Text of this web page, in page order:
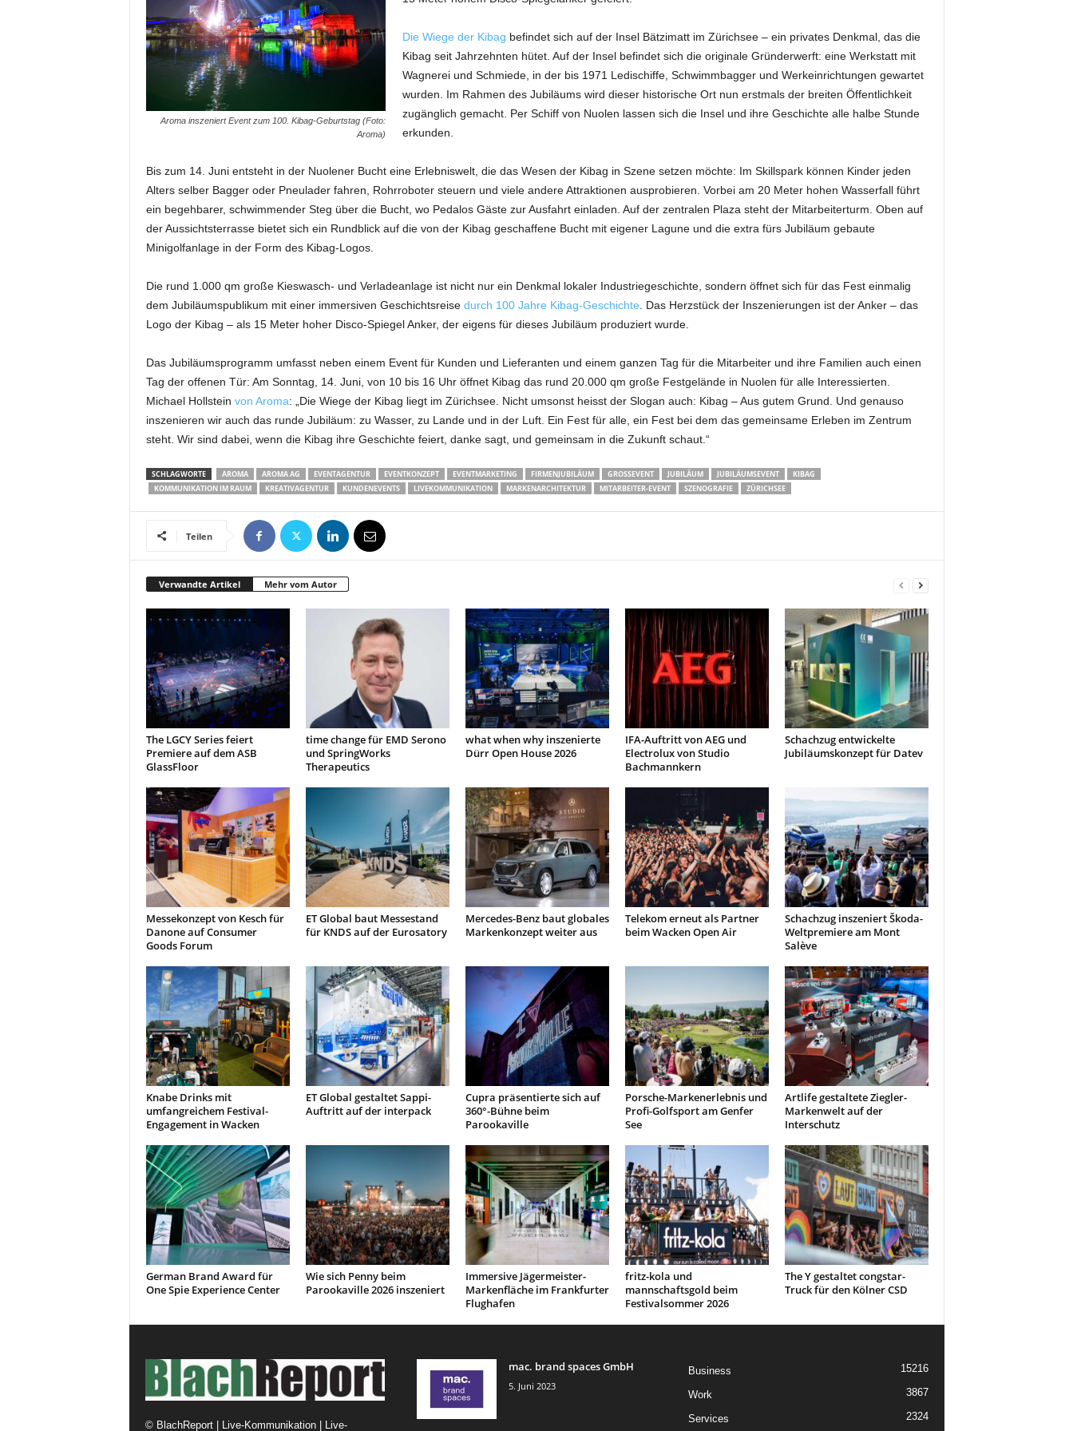
Aroma inszeniert Event zum 100. Kibag-Geburtstag (Foto:
Aroma)
Die Wiege der Kibag befindet sich auf der Insel Bätzimatt im Zürichsee – ein privates Denkmal, das die
Kibag seit Jahrzehnten hütet. Auf der Insel befindet sich die originale Gründerwerft: eine Werkstatt mit
Wagnerei und Schmiede, in der bis 1971 Ledischiffe, Schwimmbagger und Werkeinrichtungen gewartet
wurden. Im Rahmen des Jubiläums wird dieser historische Ort nun erstmals der breiten Öffentlichkeit
zugänglich gemacht. Per Schiff von Nuolen lassen sich die Insel und ihre Geschichte alle halbe Stunde
erkunden.
Bis zum 14. Juni entsteht in der Nuolener Bucht eine Erlebniswelt, die das Wesen der Kibag in Szene setzen möchte: Im Skillspark können Kinder jeden
Alters selber Bagger oder Pneulader fahren, Rohrroboter steuern und viele andere Attraktionen ausprobieren. Vorbei am 20 Meter hohen Wasserfall führt
ein begehbarer, schwimmender Steg über die Bucht, wo Pedalos Gäste zur Ausfahrt einladen. Auf der zentralen Plaza steht der Mitarbeiterturm. Oben auf
der Aussichtsterrasse bietet sich ein Rundblick auf die von der Kibag geschaffene Bucht mit eigener Lagune und die extra fürs Jubiläum gebaute
Minigolfanlage in der Form des Kibag-Logos.
Die rund 1.000 qm große Kieswasch- und Verladeanlage ist nicht nur ein Denkmal lokaler Industriegeschichte, sondern öffnet sich für das Fest einmalig
dem Jubiläumspublikum mit einer immersiven Geschichtsreise durch 100 Jahre Kibag-Geschichte . Das Herzstück der Inszenierungen ist der Anker – das
Logo der Kibag – als 15 Meter hoher Disco-Spiegel Anker, der eigens für dieses Jubiläum produziert wurde.
Das Jubiläumsprogramm umfasst neben einem Event für Kunden und Lieferanten und einem ganzen Tag für die Mitarbeiter und ihre Familien auch einen
Tag der offenen Tür: Am Sonntag, 14. Juni, von 10 bis 16 Uhr öffnet Kibag das rund 20.000 qm große Festgelände in Nuolen für alle Interessierten.
Michael Hollstein von Aroma: „Die Wiege der Kibag liegt im Zürichsee. Nicht umsonst heisst der Slogan auch: Kibag – Aus gutem Grund. Und genauso
inszenieren wir auch das runde Jubiläum: zu Wasser, zu Lande und in der Luft. Ein Fest für alle, ein Fest bei dem das gemeinsame Erleben im Zentrum
steht. Wir sind dabei, wenn die Kibag ihre Geschichte feiert, danke sagt, und gemeinsam in die Zukunft schaut.“
SCHLAGWORTE AROMA AROMA AG EVENTAGENTUR EVENTKONZEPT EVENTMARKETING FIRMENJUBILÄUM GROSSEVENT JUBILÄUM JUBILÄUMSEVENT
KIBAG
KOMMUNIKATION IM RAUM
KREATIVAGENTUR KUNDENEVENTS LIVEKOMMUNIKATION MARKENARCHITEKTUR MITARBEITER-EVENT SZENOGRAFIE ZÜRICHSEE
Teilen
Verwandte Artikel Mehr vom Autor
The LGCY Series feiert
Premiere auf dem ASB
GlassFloor
time change für EMD Serono
und SpringWorks
Therapeutics
what when why inszenierte
Dürr Open House 2026
IFA-Auftritt von AEG und
Electrolux von Studio
Bachmannkern
Schachzug entwickelte
Jubiläumskonzept für Datev
Messekonzept von Kesch für
Danone auf Consumer
Goods Forum
ET Global baut Messestand
für KNDS auf der Eurosatory
Mercedes-Benz baut globales
Markenkonzept weiter aus
Telekom erneut als Partner
beim Wacken Open Air
Schachzug inszeniert Škoda-
Weltpremiere am Mont
Salève
Knabe Drinks mit
umfangreichem Festival-
Engagement in Wacken
ET Global gestaltet Sappi-
Auftritt auf der interpack
Cupra präsentierte sich auf
360°-Bühne beim
Parookaville
Porsche-Markenerlebnis und
Profi-Golfsport am Genfer
See
Artlife gestaltete Ziegler-
Markenwelt auf der
Interschutz
German Brand Award für
One Spie Experience Center
Wie sich Penny beim
Parookaville 2026 inszeniert
Immersive Jägermeister-
Markenfläche im Frankfurter
Flughafen
fritz-kola und
mannschaftsgold beim
Festivalsommer 2026
The Y gestaltet congstar-
Truck für den Kölner CSD
© BlachReport | Live-Kommunikation | Live-
mac. brand spaces GmbH
5. Juni 2023
Business 15216
Work 3867
Services 2324